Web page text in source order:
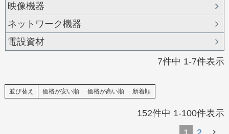
映像機器
ネットワーク機器
電設資材
7件中 1-7件表示
並び替え 価格が安い順 価格が高い順 新着順
152件中 1-100件表示